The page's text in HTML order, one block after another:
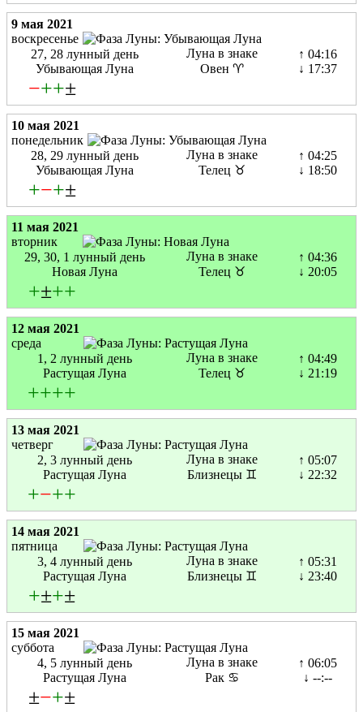
9 мая 2021
воскресенье
27, 28 лунный день
Убывающая Луна
Луна в знаке
Овен ♈
↑ 04:16
↓ 17:37
−++±
10 мая 2021
понедельник
28, 29 лунный день
Убывающая Луна
Луна в знаке
Телец ♉
↑ 04:25
↓ 18:50
+−+±
11 мая 2021
вторник
29, 30, 1 лунный день
Новая Луна
Луна в знаке
Телец ♉
↑ 04:36
↓ 20:05
+±++
12 мая 2021
среда
1, 2 лунный день
Растущая Луна
Луна в знаке
Телец ♉
↑ 04:49
↓ 21:19
++++
13 мая 2021
четверг
2, 3 лунный день
Растущая Луна
Луна в знаке
Близнецы ♊
↑ 05:07
↓ 22:32
+−++
14 мая 2021
пятница
3, 4 лунный день
Растущая Луна
Луна в знаке
Близнецы ♊
↑ 05:31
↓ 23:40
+±+±
15 мая 2021
суббота
4, 5 лунный день
Растущая Луна
Луна в знаке
Рак ♋
↑ 06:05
↓ --:--
±−+±